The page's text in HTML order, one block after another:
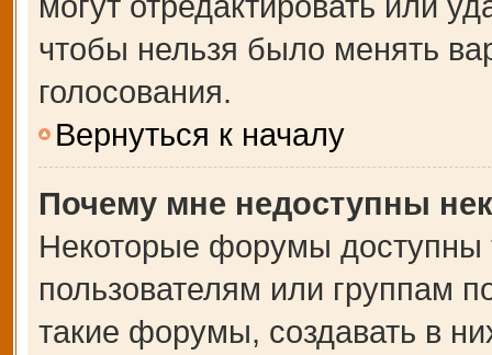
чтобы нельзя было менять
голосования.
Вернуться к началу
Почему мне недоступны
Некоторые форумы доступны
пользователям или группам
такие форумы, создавать в